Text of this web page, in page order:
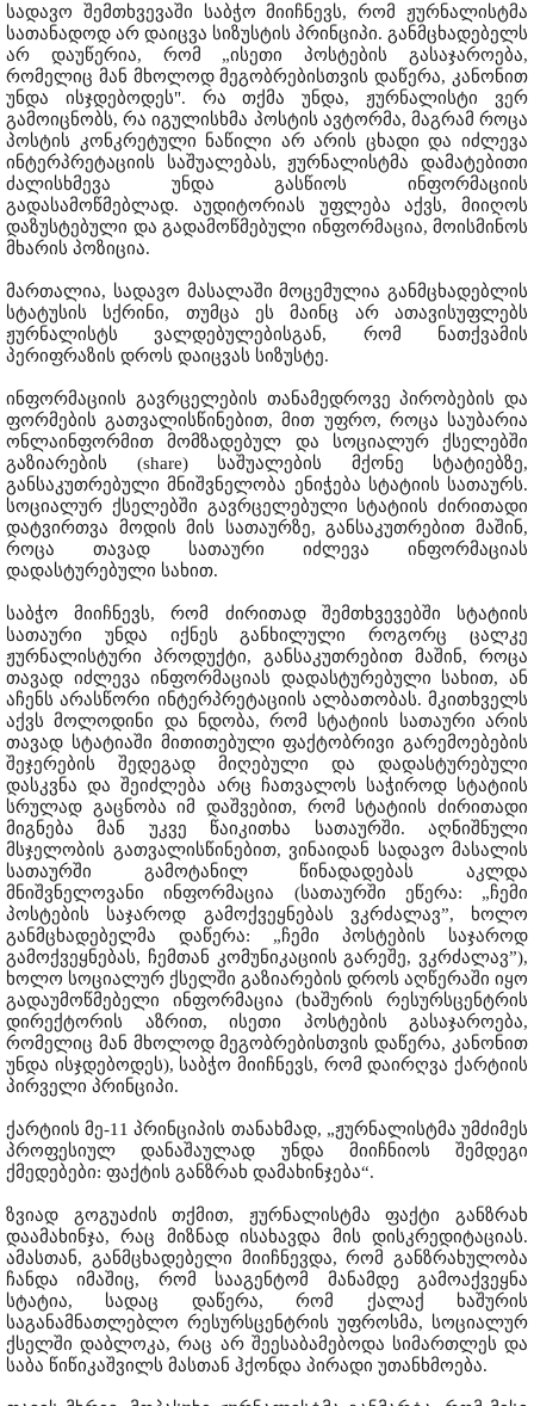
სადავო შემთხვევაში საბჭო მიიჩნევს, რომ ჟურნალისტმა
სათანადოდ არ დაიცვა სიზუსტის პრინციპი. განმცხადებელს
არ დაუწერია, რომ „ისეთი პოსტების გასაჯაროება,
რომელიც მან მხოლოდ მეგობრებისთვის დაწერა, კანონით
უნდა ისჯდებოდეს". რა თქმა უნდა, ჟურნალისტი ვერ
გამოიცნობს, რა იგულისხმა პოსტის ავტორმა, მაგრამ როცა
პოსტის კონკრეტული ნაწილი არ არის ცხადი და იძლევა
ინტერპრეტაციის საშუალებას, ჟურნალისტმა დამატებითი
ძალისხმევა უნდა გასწიოს ინფორმაციის
გადასამოწმებლად. აუდიტორიას უფლება აქვს, მიიღოს
დაზუსტებული და გადამოწმებული ინფორმაცია, მოისმინოს
მხარის პოზიცია.
მართალია, სადავო მასალაში მოცემულია განმცხადებლის
სტატუსის სქრინი, თუმცა ეს მაინც არ ათავისუფლებს
ჟურნალისტს ვალდებულებისგან, რომ ნათქვამის
პერიფრაზის დროს დაიცვას სიზუსტე.
ინფორმაციის გავრცელების თანამედროვე პირობების და
ფორმების გათვალისწინებით, მით უფრო, როცა საუბარია
ონლაინფორმით მომზადებულ და სოციალურ ქსელებში
გაზიარების (share) საშუალების მქონე სტატიებზე,
განსაკუთრებული მნიშვნელობა ენიჭება სტატიის სათაურს.
სოციალურ ქსელებში გავრცელებული სტატიის ძირითადი
დატვირთვა მოდის მის სათაურზე, განსაკუთრებით მაშინ,
როცა თავად სათაური იძლევა ინფორმაციას
დადასტურებული სახით.
საბჭო მიიჩნევს, რომ ძირითად შემთხვევებში სტატიის
სათაური უნდა იქნეს განხილული როგორც ცალკე
ჟურნალისტური პროდუქტი, განსაკუთრებით მაშინ, როცა
თავად იძლევა ინფორმაციას დადასტურებული სახით, ან
აჩენს არასწორი ინტერპრეტაციის ალბათობას. მკითხველს
აქვს მოლოდინი და ნდობა, რომ სტატიის სათაური არის
თავად სტატიაში მითითებული ფაქტობრივი გარემოებების
შეჯერების შედეგად მიღებული და დადასტურებული
დასკვნა და შეიძლება არც ჩათვალოს საჭიროდ სტატიის
სრულად გაცნობა იმ დაშვებით, რომ სტატიის ძირითადი
მიგნება მან უკვე წაიკითხა სათაურში. აღნიშნული
მსჯელობის გათვალისწინებით, ვინაიდან სადავო მასალის
სათაურში გამოტანილ წინადადებას აკლდა
მნიშვნელოვანი ინფორმაცია (სათაურში ეწერა: „ჩემი
პოსტების საჯაროდ გამოქვეყნებას ვკრძალავ”, ხოლო
განმცხადებელმა დაწერა: „ჩემი პოსტების საჯაროდ
გამოქვეყნებას, ჩემთან კომუნიკაციის გარეშე, ვკრძალავ”),
ხოლო სოციალურ ქსელში გაზიარების დროს აღწერაში იყო
გადაუმოწმებელი ინფორმაცია (ხაშურის რესურსცენტრის
დირექტორის აზრით, ისეთი პოსტების გასაჯაროება,
რომელიც მან მხოლოდ მეგობრებისთვის დაწერა, კანონით
უნდა ისჯდებოდეს), საბჭო მიიჩნევს, რომ დაირღვა ქარტიის
პირველი პრინციპი.
ქარტიის მე-11 პრინციპის თანახმად, „ჟურნალისტმა უმძიმეს
პროფესიულ დანაშაულად უნდა მიიჩნიოს შემდეგი
ქმედებები: ფაქტის განზრახ დამახინჯება“.
ზვიად გოგუაძის თქმით, ჟურნალისტმა ფაქტი განზრახ
დაამახინჯა, რაც მიზნად ისახავდა მის დისკრედიტაციას.
ამასთან, განმცხადებელი მიიჩნევდა, რომ განზრახულობა
ჩანდა იმაშიც, რომ სააგენტომ მანამდე გამოაქვეყნა
სტატია, სადაც დაწერა, რომ ქალაქ ხაშურის
საგანამნათლებლო რესურსცენტრის უფროსმა, სოციალურ
ქსელში დაბლოკა, რაც არ შეესაბამებოდა სიმართლეს და
საბა წიწიკაშვილს მასთან ჰქონდა პირადი უთანხმოება.